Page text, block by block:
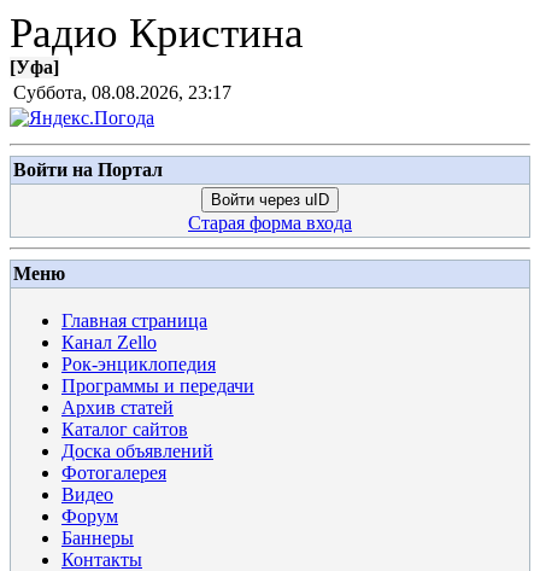
Радио Кристина
[Уфа]
Суббота, 08.08.2026, 23:17
Войти на Портал
Войти через uID
Старая форма входа
Меню
Главная страница
Канал Zello
Рок-энциклопедия
Программы и передачи
Архив статей
Каталог сайтов
Доска объявлений
Фотогалерея
Видео
Форум
Баннеры
Контакты